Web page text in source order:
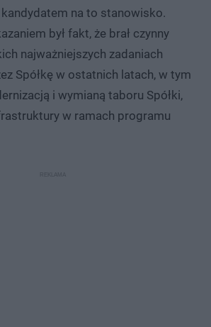
kandydatem na to stanowisko.
był fakt, że brał czynny
najważniejszych zadaniach
Spółkę w ostatnich latach, w tym
i wymianą taboru Spółki,
w ramach programu